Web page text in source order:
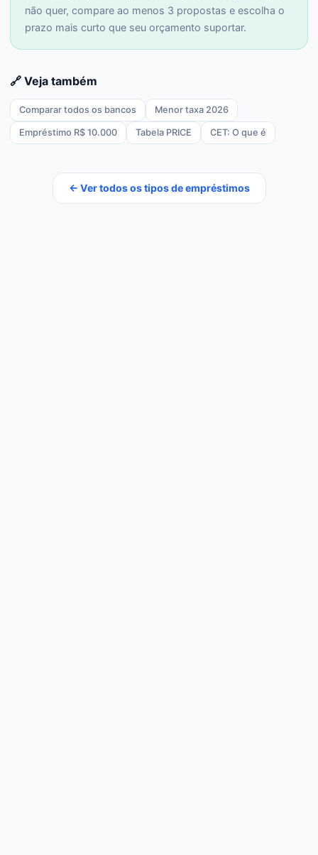
não quer, compare ao menos 3 propostas e escolha o
prazo mais curto que seu orçamento suportar.
🔗 Veja também
Comparar todos os bancos Menor taxa 2026
Empréstimo R$ 10.000 Tabela PRICE CET: O que é
← Ver todos os tipos de empréstimos